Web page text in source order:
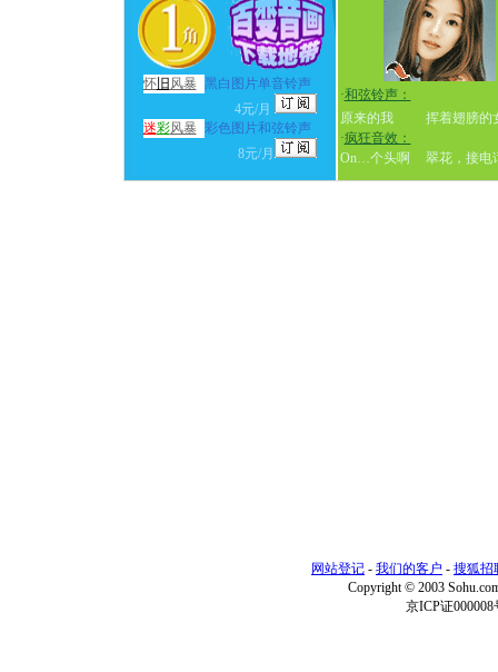
怀旧 风暴
黑白图片单音铃声
4元/月
迷彩风暴 彩色图片和弦铃声
8元/月
·和弦铃声：
原来的我
挥着翅膀的
·疯狂音效：
On…个头啊
翠花，接
网站登记 - 我们的客户 - 搜狐招
Copyright © 2003
京ICP证